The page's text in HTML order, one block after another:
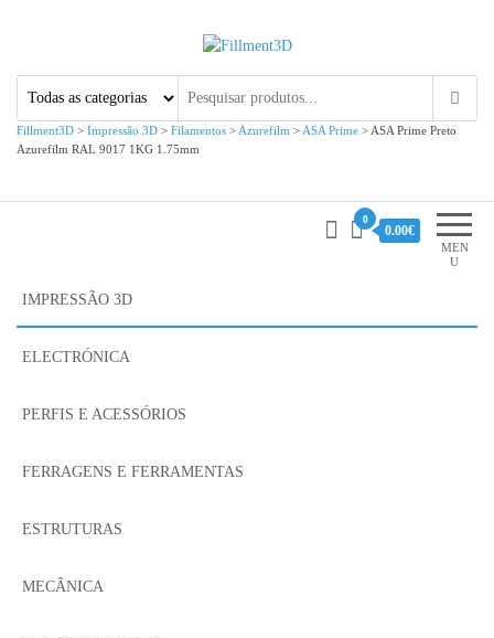
Fillment3D
Fillment3D > Impressão 3D > Filamentos > Azurefilm > ASA Prime > ASA Prime Preto
Azurefilm RAL 9017 1KG 1.75mm
MEN
U
0
0.00€
IMPRESSÃO 3D
ELECTRÓNICA
PERFIS E ACESSÓRIOS
FERRAGENS E FERRAMENTAS
ESTRUTURAS
MECÂNICA